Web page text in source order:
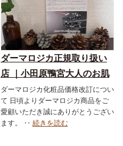
ダーマロジカ正規取り扱い
店 ｜小田原鴨宮大人のお肌
の改善スキンケアショップ
＆エステサロン｜ダーマロ
ジカ｜お得なメニュー｜フ
ダーマロジカ化粧品価格改訂につい
て 日頃よりダーマロジカ商品をご
愛顧いただき誠にありがとうござい
ます。 ‥ 続きを読む